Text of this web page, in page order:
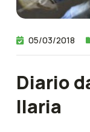
05/03/2018
Diario
Ilaria